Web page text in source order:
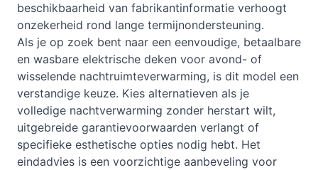
beschikbaarheid van fabrikantinformatie verhoogt
onzekerheid rond lange termijnondersteuning.
Als je op zoek bent naar een eenvoudige, betaalbare
en wasbare elektrische deken voor avond- of
wisselende nachtruimteverwarming, is dit model een
verstandige keuze. Kies alternatieven als je
volledige nachtverwarming zonder herstart wilt,
uitgebreide garantievoorwaarden verlangt of
specifieke esthetische opties nodig hebt. Het
eindadvies is een voorzichtige aanbeveling voor